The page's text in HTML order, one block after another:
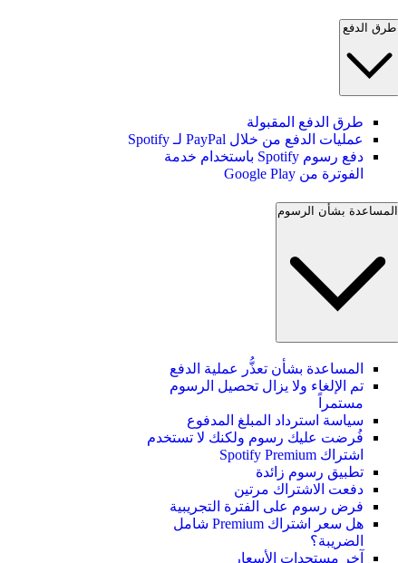
طرق الدفع
طرق الدفع المقبولة
عمليات الدفع من خلال PayPal لـ Spotify
دفع رسوم Spotify باستخدام خدمة
الفوترة من Google Play
المساعدة بشأن الرسوم
المساعدة بشأن تعذُّر عملية الدفع
تم الإلغاء ولا يزال تحصيل الرسوم
مستمراً
سياسة استرداد المبلغ المدفوع
فُرضت عليك رسوم ولكنك لا تستخدم
اشتراك Spotify Premium
تطبيق رسوم زائدة
دفعت الاشتراك مرتين
فرض رسوم على الفترة التجريبية
هل سعر اشتراك Premium شامل
الضريبة؟
آخر مستجدات الأسعار